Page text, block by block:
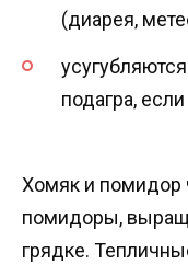
(диарея,
подагра,
Хомяк и помидор
помидоры,
грядке.